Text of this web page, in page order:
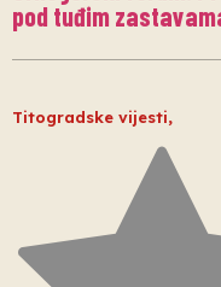
pod tuđim
Titogradske vijesti,